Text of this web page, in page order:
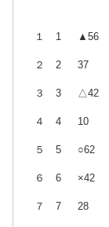
１ 1 ▲56
２ 2 37
３ 3 △42
４ 4 10
５ 5 ○62
６ 6 ×42
７ 7 28